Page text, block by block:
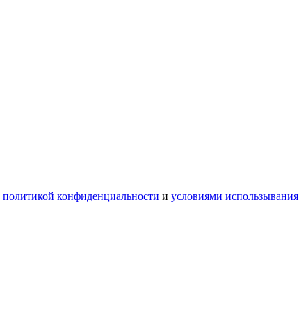
политикой конфиденциальности и условиями использывания